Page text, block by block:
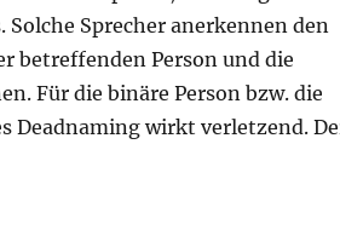
Sprecher anerkennen den
betreffenden Person und die
Für die binäre Person bzw. die
Deadnaming wirkt verletzend.